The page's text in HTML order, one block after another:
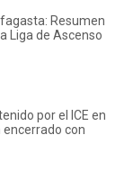
Resumen
Liga de Ascenso
por el ICE en
encerrado con